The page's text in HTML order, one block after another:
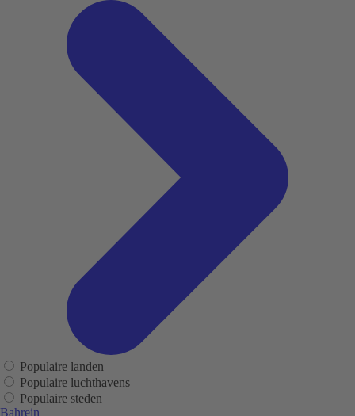
Populaire landen
Populaire luchthavens
Populaire steden
Bahrein